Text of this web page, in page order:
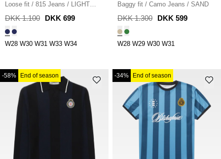
Loose fit / 815 Jeans / LIGHT
BLUE
DKK 1.100 DKK 699
W28 W30 W31 W33 W34
Baggy fit / Camo Jeans / SAND
DKK 1.300 DKK 599
W28 W29 W30 W31
-58% End of season -34% End of season